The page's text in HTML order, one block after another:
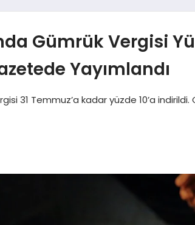
Gümrük Vergisi
Yayımlandı
31 Temmuz’a kadar yüzde 10’a indirildi.